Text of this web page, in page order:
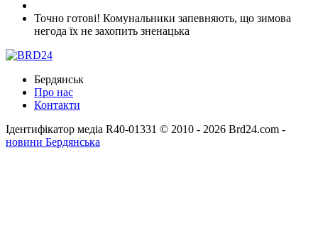
Точно готові! Комунальники запевняють, що зимова
негода їх не захопить зненацька
Бердянськ
Про нас
Контакти
Ідентифікатор медіа R40-01331 © 2010 - 2026 Brd24.com -
новини Бердянська